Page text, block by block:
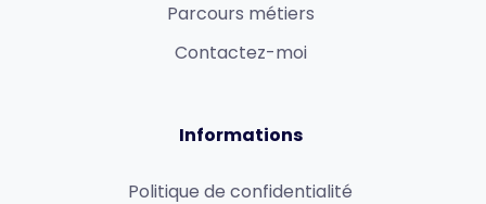
Parcours métiers
Contactez-moi
Informations
Politique de confidentialité